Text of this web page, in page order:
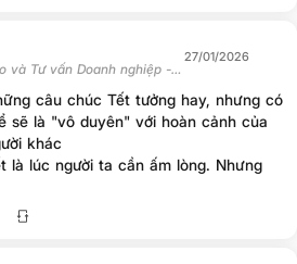
và Tư vấn Doanh nghiệp -
Trí)
27/01/2026
câu chúc Tết tưởng hay, nhưng có
sẽ là "vô duyên" với hoàn cảnh của
khác
là lúc người ta cần ấm lòng. Nhưng
thành áp lực. Vì nó chạm vào thứ